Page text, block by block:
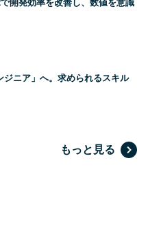
開発効率を改善し、数値を意識
ニア」へ。求められるスキル
もっと見る